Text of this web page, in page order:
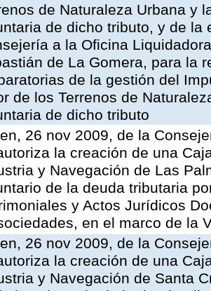
de Naturaleza Urbana y
de dicho tributo, y de la
a la Oficina
de La Gomera, para la
de la gestión del
de los Terrenos de
de dicho tributo
26 nov 2009, de la
la creación de una
y Navegación de Las
de la deuda tributaria
y Actos Jurídicos
en el marco de la
26 nov 2009, de la
la creación de una
y Navegación de Santa